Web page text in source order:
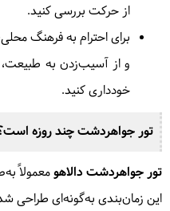
از حرکت بررسی کنید.
برای احترام به فرهنگ
و از آسیب‌زدن به طبیعت،
خودداری کنید.
تور جواهردشت چند روزه
تور جواهردشت دالاهو
این زمان‌بندی به‌گونه‌ای